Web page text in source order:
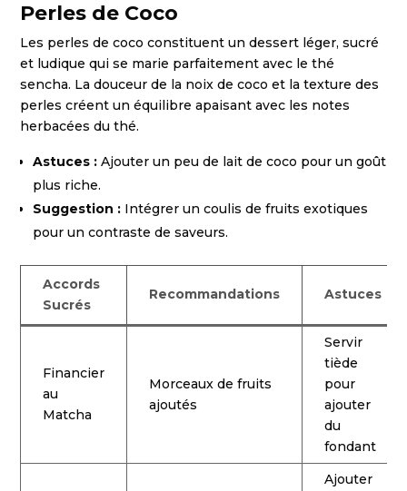
Perles de Coco
Les perles de coco constituent un dessert léger, sucré
et ludique qui se marie parfaitement avec le thé
sencha. La douceur de la noix de coco et la texture des
perles créent un équilibre apaisant avec les notes
herbacées du thé.
Astuces : Ajouter un peu de lait de coco pour un goût
plus riche.
Suggestion : Intégrer un coulis de fruits exotiques
pour un contraste de saveurs.
Accords
Sucrés
Recommandations Astuces
Financier
au
Matcha
Morceaux de fruits
ajoutés
Servir
tiède
pour
ajouter
du
fondant
Ajouter